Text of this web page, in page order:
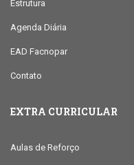
Estrutura
Agenda Diária
EAD Facnopar
Contato
EXTRA CURRICULAR
Aulas de Reforço